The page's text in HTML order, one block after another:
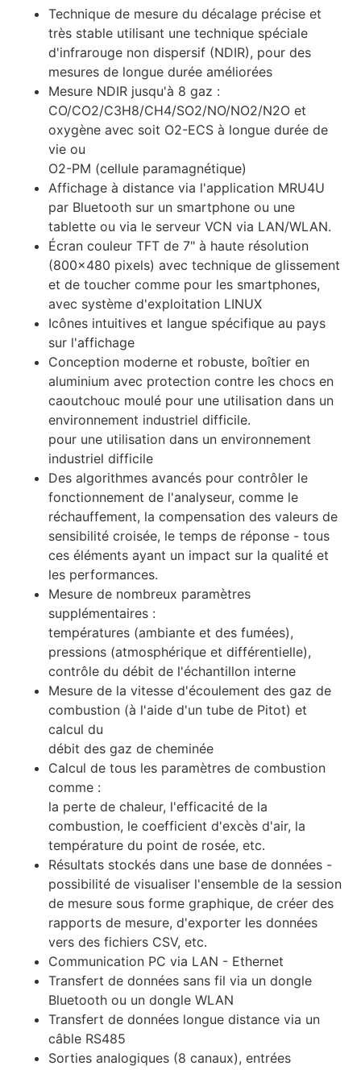
Technique de mesure du décalage précise et
très stable utilisant une technique spéciale
d'infrarouge non dispersif (NDIR), pour des
mesures de longue durée améliorées
Mesure NDIR jusqu'à 8 gaz :
CO/CO2/C3H8/CH4/SO2/NO/NO2/N2O et
oxygène avec soit O2-ECS à longue durée de
vie ou
O2-PM (cellule paramagnétique)
Affichage à distance via l'application MRU4U
par Bluetooth sur un smartphone ou une
tablette ou via le serveur VCN via LAN/WLAN.
Écran couleur TFT de 7" à haute résolution
(800×480 pixels) avec technique de glissement
et de toucher comme pour les smartphones,
avec système d'exploitation LINUX
Icônes intuitives et langue spécifique au pays
sur l'affichage
Conception moderne et robuste, boîtier en
aluminium avec protection contre les chocs en
caoutchouc moulé pour une utilisation dans un
environnement industriel difficile.
pour une utilisation dans un environnement
industriel difficile
Des algorithmes avancés pour contrôler le
fonctionnement de l'analyseur, comme le
réchauffement, la compensation des valeurs de
sensibilité croisée, le temps de réponse - tous
ces éléments ayant un impact sur la qualité et
les performances.
Mesure de nombreux paramètres
supplémentaires :
températures (ambiante et des fumées),
pressions (atmosphérique et différentielle),
contrôle du débit de l'échantillon interne
Mesure de la vitesse d'écoulement des gaz de
combustion (à l'aide d'un tube de Pitot) et
calcul du
débit des gaz de cheminée
Calcul de tous les paramètres de combustion
comme :
la perte de chaleur, l'efficacité de la
combustion, le coefficient d'excès d'air, la
température du point de rosée, etc.
Résultats stockés dans une base de données -
possibilité de visualiser l'ensemble de la session
de mesure sous forme graphique, de créer des
rapports de mesure, d'exporter les données
vers des fichiers CSV, etc.
Communication PC via LAN - Ethernet
Transfert de données sans fil via un dongle
Bluetooth ou un dongle WLAN
Transfert de données longue distance via un
câble RS485
Sorties analogiques (8 canaux), entrées